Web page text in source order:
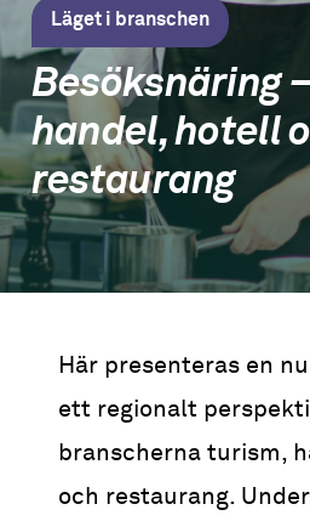
Läget i branschen
Besöksnäring
handel, hotell
restaurang
Här presenteras en
ett regionalt
branscherna turism,
och restaurang.